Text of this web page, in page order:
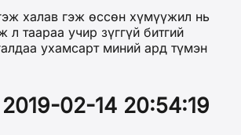
халав гэж ѳссѳн хүмүүжил нь
таараа учир зүггүй битгий
ухамсарт миний ард түмэн
2019-02-14 20:54:19